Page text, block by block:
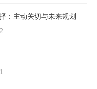
：主动关切与未来规划